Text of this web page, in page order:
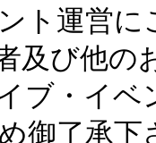
ト運営
及び他
ブ・イ
御了承下